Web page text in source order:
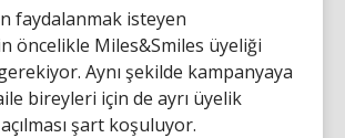
faydalanmak isteyen
öncelikle Miles&Smiles üyeliği
Aynı şekilde kampanyaya
bireyleri için de ayrı üyelik
şart koşuluyor.